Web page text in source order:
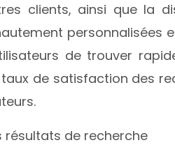
clients, ainsi que la
personnalisées
de trouver
de satisfaction des
résultats de recherche